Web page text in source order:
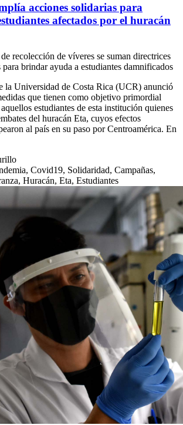
acciones solidarias para
afectados por el huracán
recolección de víveres se suman directrices
brindar ayuda a estudiantes damnificados
la Universidad de Costa Rica (UCR) anunció
que tienen como objetivo primordial
estudiantes de esta institución quienes
del huracán Eta, cuyos efectos
al país en su paso por Centroamérica. En
Covid19, Solidaridad, Campañas,
Huracán, Eta, Estudiantes